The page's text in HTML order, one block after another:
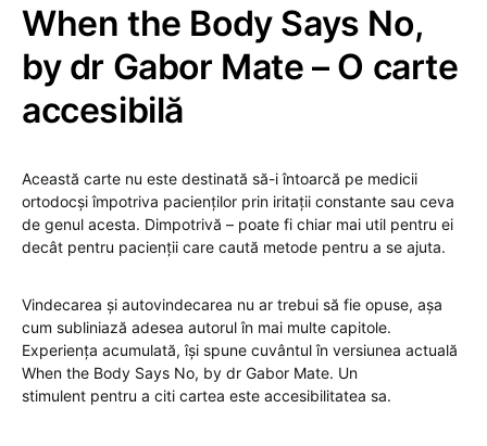
When the Body Says No,
by dr Gabor Mate – O carte
accesibilă
Această carte nu este destinată să-i întoarcă pe medicii
ortodocși împotriva pacienților prin iritații constante sau ceva
de genul acesta. Dimpotrivă – poate fi chiar mai util pentru ei
decât pentru pacienții care caută metode pentru a se ajuta.
Vindecarea și autovindecarea nu ar trebui să fie opuse, așa
cum subliniază adesea autorul în mai multe capitole.
Experiența acumulată, își spune cuvântul în versiunea actuală
When the Body Says No, by dr Gabor Mate. Un
stimulent pentru a citi cartea este accesibilitatea sa.